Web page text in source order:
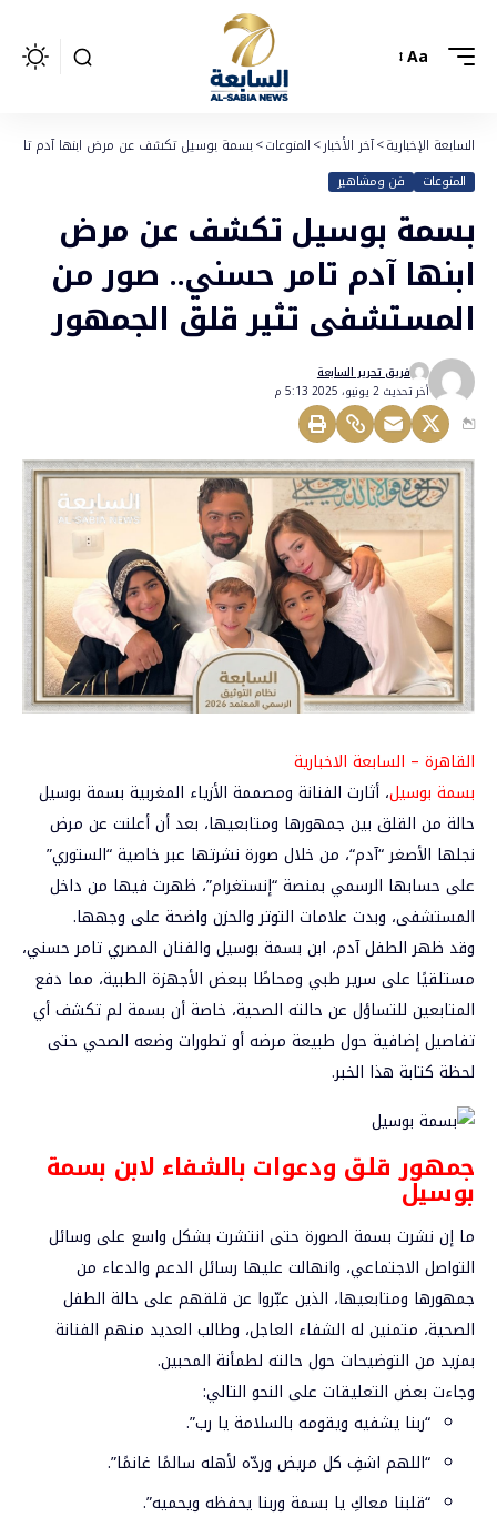
Aa
السابعة الإخبارية>آخر الأخبار>المنوعات>بسمة بوسيل تكشف عن مرض ابنها آدم
المنوعات فن ومشاهير
بسمة بوسيل تكشف عن مرض
ابنها آدم تامر حسني.. صور من
المستشفى تثير قلق الجمهور
أخر تحديث 2 يونيو، 2025 5:13 م
فريق تحرير السابعة
القاهرة – السابعة الاخبارية
بسمة بوسيل، أثارت الفنانة ومصممة الأزياء المغربية بسمة بوسيل
حالة من القلق بين جمهورها ومتابعيها، بعد أن أعلنت عن مرض
نجلها الأصغر “آدم“، من خلال صورة نشرتها عبر خاصية “الستوري”
على حسابها الرسمي بمنصة “إنستغرام”، ظهرت فيها من داخل
المستشفى، وبدت علامات التوتر والحزن واضحة على وجهها.
وقد ظهر الطفل آدم، ابن بسمة بوسيل والفنان المصري تامر حسني،
مستلقيًا على سرير طبي ومحاطًا ببعض الأجهزة الطبية، مما دفع
المتابعين للتساؤل عن حالته الصحية، خاصة أن بسمة لم تكشف أي
تفاصيل إضافية حول طبيعة مرضه أو تطورات وضعه الصحي حتى
لحظة كتابة هذا الخبر.
جمهور قلق ودعوات بالشفاء لابن بسمة
بوسيل
ما إن نشرت بسمة الصورة حتى انتشرت بشكل واسع على وسائل
التواصل الاجتماعي، وانهالت عليها رسائل الدعم والدعاء من
جمهورها ومتابعيها، الذين عبّروا عن قلقهم على حالة الطفل
الصحية، متمنين له الشفاء العاجل، وطالب العديد منهم الفنانة
بمزيد من التوضيحات حول حالته لطمأنة المحبين.
وجاءت بعض التعليقات على النحو التالي:
“ربنا يشفيه ويقومه بالسلامة يا رب”.
“اللهم اشفِ كل مريض وردّه لأهله سالمًا غانمًا”.
“قلبنا معاكِ يا بسمة وربنا يحفظه ويحميه”.